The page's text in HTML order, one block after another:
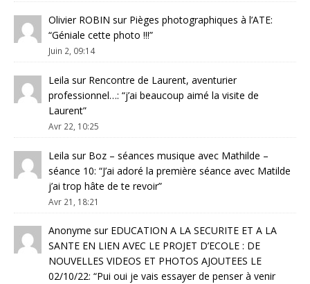
Olivier ROBIN sur Pièges photographiques à l’ATE:
“Géniale cette photo !!!”
Juin 2, 09:14
Leila sur Rencontre de Laurent, aventurier
professionnel…: “j’ai beaucoup aimé la visite de
Laurent”
Avr 22, 10:25
Leila sur Boz – séances musique avec Mathilde –
séance 10: “J’ai adoré la première séance avec Matilde
j’ai trop hâte de te revoir”
Avr 21, 18:21
Anonyme sur EDUCATION A LA SECURITE ET A LA
SANTE EN LIEN AVEC LE PROJET D’ECOLE : DE
NOUVELLES VIDEOS ET PHOTOS AJOUTEES LE
02/10/22: “Pui oui je vais essayer de penser à venir